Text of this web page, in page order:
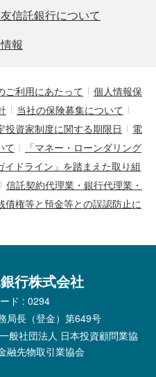
信託銀行について
報
ご利用にあたって
個人情報保
当社の保険募集について
投資家制度に関する期限日
電
て
「マネー・ローンダリング
ドライン」を踏まえた取り組
信託契約代理業・銀行代理業・
債権等と預金等との誤認防止に
行株式会社
ド : 0294
長（登金）第649号
般社団法人 日本投資顧問業協
融先物取引業協会